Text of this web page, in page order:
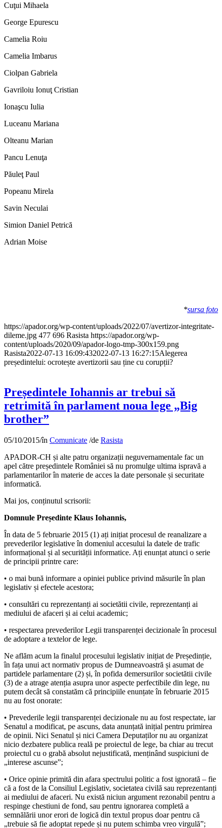
Cuţui Mihaela
George Epurescu
Camelia Roiu
Camelia Imbarus
Ciolpan Gabriela
Gavriloiu Ionuţ Cristian
Ionaşcu Iulia
Luceanu Mariana
Olteanu Marian
Pancu Lenuţa
Păuleţ Paul
Popeanu Mirela
Savin Neculai
Simion Daniel Petrică
Adrian Moise
*sursa foto
https://apador.org/wp-content/uploads/2022/07/avertizor-integritate-
dileme.jpg 477 696 Rasista https://apador.org/wp-
content/uploads/2020/09/apador-logo-tmp-300x159.png
Rasista2022-07-13 16:09:432022-07-13 16:27:15Alegerea
președintelui: ocrotește avertizorii sau ține cu corupții?
Președintele Iohannis ar trebui să
retrimită în parlament noua lege „Big
brother”
05/10/2015/în Comunicate /de Rasista
APADOR-CH și alte patru organizații neguvernamentale fac un
apel către președintele României să nu promulge ultima ispravă a
parlamentarilor în materie de acces la date personale și securitate
informatică.
Mai jos, conținutul scrisorii:
Domnule Președinte Klaus Iohannis,
În data de 5 februarie 2015 (1) ați inițiat procesul de reanalizare a
prevederilor legislative în domeniul accesului la datele de trafic
informațional și al securității informatice. Ați enunțat atunci o serie
de principii printre care:
• o mai bună informare a opiniei publice privind măsurile în plan
legislativ și efectele acestora;
• consultări cu reprezentanți ai societătii civile, reprezentanți ai
mediului de afaceri și ai celui academic;
• respectarea prevederilor Legii transparenței decizionale în procesul
de adoptare a textelor de lege.
Ne aflăm acum la finalul procesului legislativ inițiat de Președinție,
în fața unui act normativ propus de Dumneavoastră și asumat de
partidele parlamentare (2) și, în pofida demersurilor societătii civile
(3) de a atrage atenția asupra unor aspecte perfectibile din lege, nu
putem decât să constatăm că principiile enunțate în februarie 2015
nu au fost onorate:
• Prevederile legii transparenței decizionale nu au fost respectate, iar
Senatul a modificat, pe ascuns, data anunțată inițial pentru primirea
de opinii. Nici Senatul și nici Camera Deputaților nu au organizat
nicio dezbatere publica reală pe proiectul de lege, ba chiar au trecut
proiectul cu o grabă absolut nejustificată, menținând suspiciuni de
„interese ascunse”;
• Orice opinie primită din afara spectrului politic a fost ignorată – fie
că a fost de la Consiliul Legislativ, societatea civilă sau reprezentanți
ai mediului de afaceri. Nu există niciun argument rezonabil pentru a
respinge chestiuni de fond, sau pentru ignorarea completă a
semnălării unor erori de logică din textul propus doar pentru că
„trebuie să fie adoptat repede și nu putem schimba vreo virgulă”;